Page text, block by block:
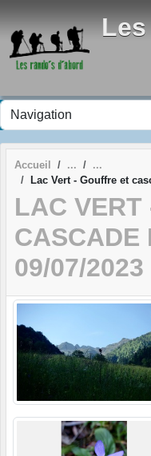
Accueil
Lac Vert - Gouffre et
LAC VERT
CASCADE
09/07/2023